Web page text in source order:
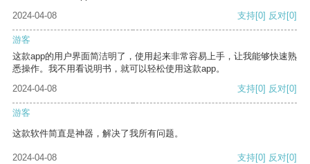
2024-04-08
支持[0] 反对[0]
游客
这款app的用户界面简洁明了，使用起来非常容易上手，让我能够快速熟
悉操作。我不用看说明书，就可以轻松使用这款app。
2024-04-08
支持[0] 反对[0]
游客
这款软件简直是神器，解决了我所有问题。
2024-04-08 支持[0] 反对[0]